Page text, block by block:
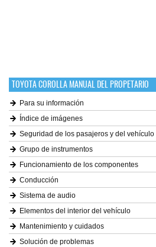
TOYOTA COROLLA MANUAL DEL PROPETARIO
Para su información
Índice de imágenes
Seguridad de los pasajeros y del vehículo
Grupo de instrumentos
Funcionamiento de los componentes
Conducción
Sistema de audio
Elementos del interior del vehículo
Mantenimiento y cuidados
Solución de problemas